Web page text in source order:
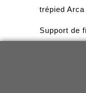
trépied
Support de